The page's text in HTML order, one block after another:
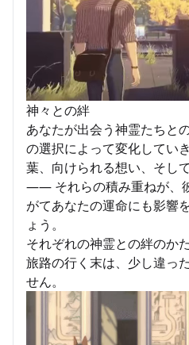
神々との絆
あなたが出会う神霊たちと
の選択によって変化してい
葉、向けられる想い、そし
—— それらの積み重ねが、
がてあなたの運命にも影響
ょう。
それぞれの神霊との絆のか
旅路の行く末は、少し違っ
せん。